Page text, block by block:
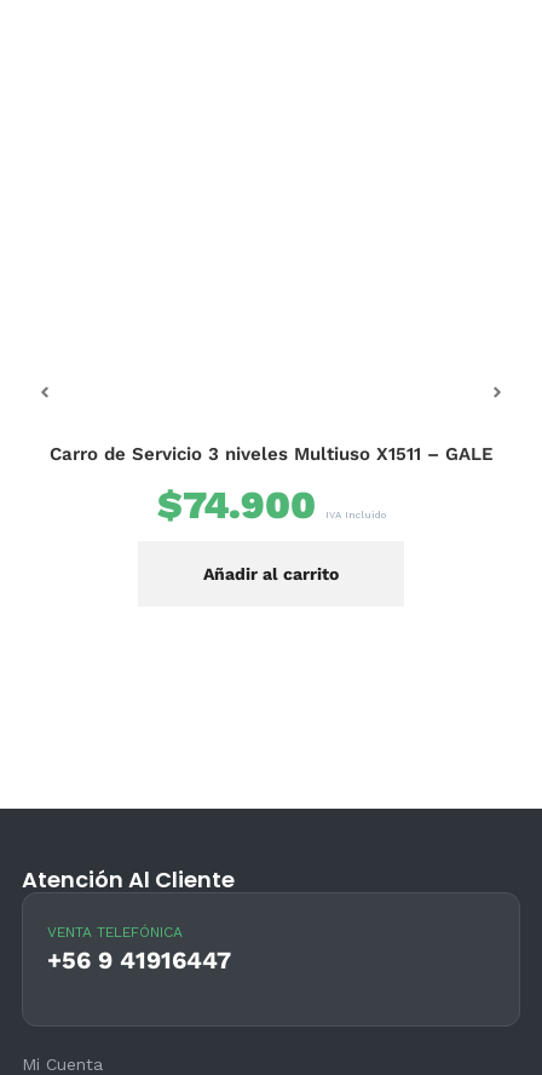
Carro de Servicio 3 niveles Multiuso X1511 – GALE
$74.900 IVA Incluido
Añadir al carrito
Atención Al Cliente
VENTA TELEFÓNICA
+56 9 41916447
Mi Cuenta